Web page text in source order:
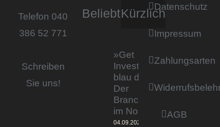
Telefon 040
386 52 771
Schreiben
Sie uns!
BeliebtKürzlich
»Get
Invested by
blau direkt«:
Der
Branchentag
im Norden
04.09.2023
Datenschutz
Impressum
Zahlungsarten
AGB